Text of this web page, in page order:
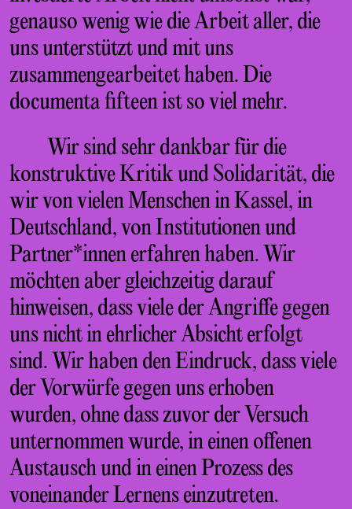
genauso wenig wie die Arbeit aller, die
uns unterstützt und mit uns
zusammengearbeitet haben. Die
documenta fifteen ist so viel mehr.
Wir sind sehr dankbar für die
konstruktive Kritik und Solidarität, die
wir von vielen Menschen in Kassel, in
Deutschland, von Institutionen und
Partner*innen erfahren haben. Wir
möchten aber gleichzeitig darauf
hinweisen, dass viele der Angriffe gegen
uns nicht in ehrlicher Absicht erfolgt
sind. Wir haben den Eindruck, dass viele
der Vorwürfe gegen uns erhoben
wurden, ohne dass zuvor der Versuch
unternommen wurde, in einen offenen
Austausch und in einen Prozess des
voneinander Lernens einzutreten.